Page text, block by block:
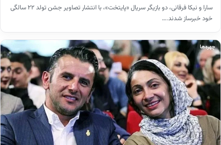
سارا و نیکا فرقانی، دو بازیگر سریال «پایتخت»، با انتشار تصاویر جشن تولد ۲۲ سالگی
خود خبرساز شدند.…
چهره‌ها